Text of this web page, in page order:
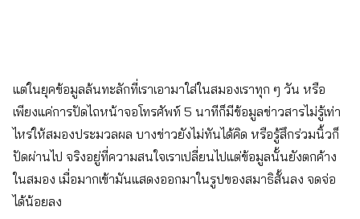
แต่ในยุคข้อมูลล้นทะลักที่เราเอามาใส่ในสมองเราทุก ๆ วัน หรือ
เพียงแค่การปัดไถหน้าจอโทรศัพท์ 5 นาทีก็มีข้อมูลข่าวสารไม่รู้เท่า
ไหร่ให้สมองประมวลผล บางข่าวยังไม่ทันได้คิด หรือรู้สึกร่วมนิ้วก็
ปัดผ่านไป จริงอยู่ที่ความสนใจเราเปลี่ยนไปแต่ข้อมูลนั้นยังตกค้าง
ในสมอง เมื่อมากเข้ามันแสดงออกมาในรูปของสมาธิสั้นลง จดจ่อ
ได้น้อยลง